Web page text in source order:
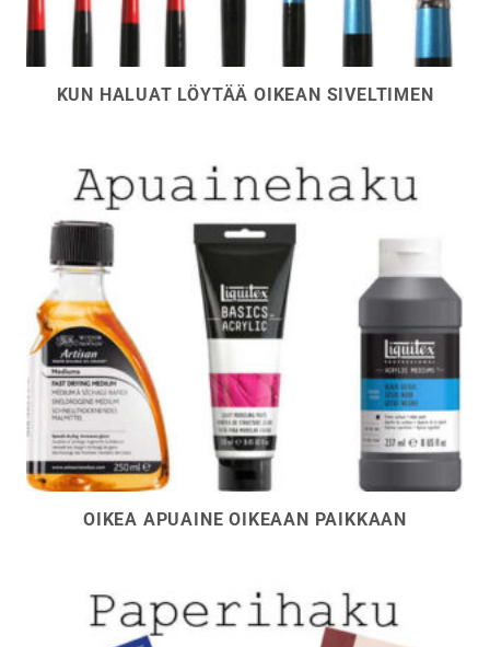
KUN HALUAT LÖYTÄÄ OIKEAN SIVELTIMEN
OIKEA APUAINE OIKEAAN PAIKKAAN